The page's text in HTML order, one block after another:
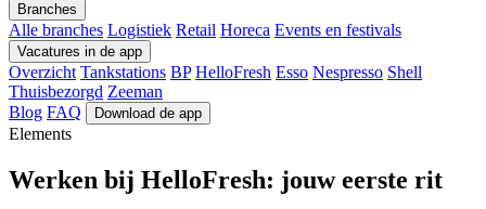
Branches
Alle branches Logistiek Retail Horeca Events en festivals
Vacatures in de app
Overzicht Tankstations BP HelloFresh Esso Nespresso Shell
Thuisbezorgd Zeeman
Blog FAQ Download de app
Elements
Werken bij HelloFresh: jouw eerste rit